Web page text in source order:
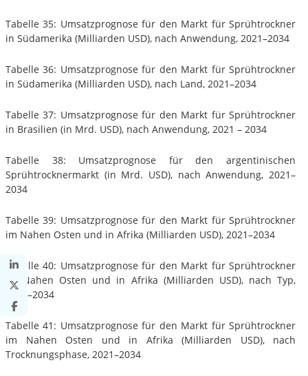
Tabelle 35: Umsatzprognose für den Markt für Sprühtrockner
in Südamerika (Milliarden USD), nach Anwendung, 2021–2034
Tabelle 36: Umsatzprognose für den Markt für Sprühtrockner
in Südamerika (Milliarden USD), nach Land, 2021–2034
Tabelle 37: Umsatzprognose für den Markt für Sprühtrockner
in Brasilien (in Mrd. USD), nach Anwendung, 2021 – 2034
Tabelle 38: Umsatzprognose für den argentinischen
Sprühtrocknermarkt (in Mrd. USD), nach Anwendung, 2021–
2034
Tabelle 39: Umsatzprognose für den Markt für Sprühtrockner
im Nahen Osten und in Afrika (Milliarden USD), 2021–2034
Tabelle 40: Umsatzprognose für den Markt für Sprühtrockner
im Nahen Osten und in Afrika (Milliarden USD), nach Typ,
2021–2034
Tabelle 41: Umsatzprognose für den Markt für Sprühtrockner
im Nahen Osten und in Afrika (Milliarden USD), nach
Trocknungsphase, 2021–2034